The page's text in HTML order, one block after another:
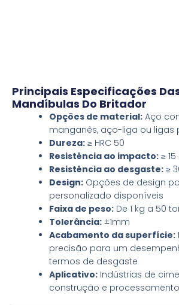
Principais Especificações
Mandíbulas Do Britador
Opções de material: Aço
manganês, aço-liga ou ligas
Dureza: ≥ HRC 50
Resistência ao impacto: ≥
Resistência ao desgaste: ≥
Design: Opções de design
personalizado disponíveis
Faixa de peso: De 1 kg a 50
Tolerância: ±1mm
Acabamento da superfície:
precisão para um
termos de desgaste
Aplicativo: Indústrias de
construção e